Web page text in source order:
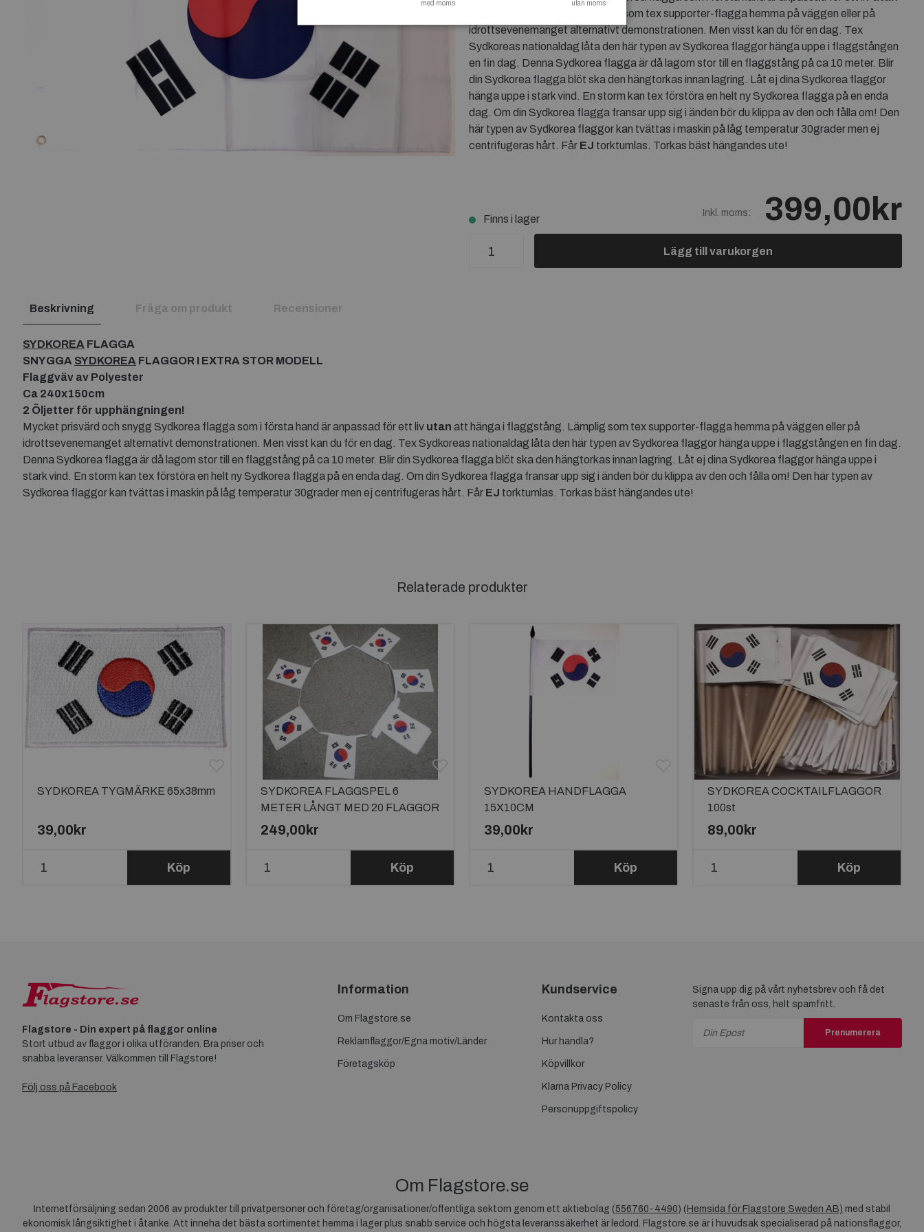
att hänga i flaggstång. Lämplig som tex supporter-flagga hemma på väggen eller på
idrottsevenemanget alternativt demonstrationen. Men visst kan du för en dag. Tex
Sydkoreas nationaldag låta den här typen av Sydkorea flaggor hänga uppe i flaggstången
en fin dag. Denna Sydkorea flagga är då lagom stor till en flaggstång på ca 10 meter. Blir
din Sydkorea flagga blöt ska den hängtorkas innan lagring. Låt ej dina Sydkorea flaggor
hänga uppe i stark vind. En storm kan tex förstöra en helt ny Sydkorea flagga på en enda
dag. Om din Sydkorea flagga fransar upp sig i änden bör du klippa av den och fålla om! Den
här typen av Sydkorea flaggor kan tvättas i maskin på låg temperatur 30grader men ej
centrifugeras hårt. Får EJ torktumlas. Torkas bäst hängandes ute!
Finns i lager
Inkl. moms: 399,00kr
Lägg till varukorgen
Beskrivning Fråga om produkt Recensioner
SYDKOREA FLAGGA
SNYGGA SYDKOREA FLAGGOR I EXTRA STOR MODELL
Flaggväv av Polyester
Ca 240x150cm
2 Öljetter för upphängningen!
Mycket prisvärd och snygg Sydkorea flagga som i första hand är anpassad för ett liv utan att hänga i flaggstång. Lämplig som tex supporter-flagga hemma på väggen eller på
idrottsevenemanget alternativt demonstrationen. Men visst kan du för en dag. Tex Sydkoreas nationaldag låta den här typen av Sydkorea flaggor hänga uppe i flaggstången en fin dag.
Denna Sydkorea flagga är då lagom stor till en flaggstång på ca 10 meter. Blir din Sydkorea flagga blöt ska den hängtorkas innan lagring. Låt ej dina Sydkorea flaggor hänga uppe i
stark vind. En storm kan tex förstöra en helt ny Sydkorea flagga på en enda dag. Om din Sydkorea flagga fransar upp sig i änden bör du klippa av den och fålla om! Den här typen av
Sydkorea flaggor kan tvättas i maskin på låg temperatur 30grader men ej centrifugeras hårt. Får EJ torktumlas. Torkas bäst hängandes ute!
Relaterade produkter
SYDKOREA TYGMÄRKE 65x38mm
39,00kr
Köp
SYDKOREA FLAGGSPEL 6
METER LÅNGT MED 20 FLAGGOR
249,00kr
Köp
SYDKOREA HANDFLAGGA
15X10CM
39,00kr
Köp
SYDKOREA COCKTAILFLAGGOR
100st
89,00kr
Köp
Flagstore - Din expert på flaggor online
Stort utbud av flaggor i olika utföranden. Bra priser och
snabba leveranser. Välkommen till Flagstore!
Följ oss på Facebook
Information
Om Flagstore.se
Reklamflaggor/Egna motiv/Länder
Företagsköp
Kundservice
Kontakta oss
Hur handla?
Köpvillkor
Klarna Privacy Policy
Personuppgiftspolicy
Signa upp dig på vårt nyhetsbrev och få det
senaste från oss, helt spamfritt.
Prenumerera
Om Flagstore.se
Internetförsäljning sedan 2006 av produkter till privatpersoner och företag/organisationer/offentliga sektorn genom ett aktiebolag (556760-4490) ( Hemsida för Flagstore Sweden AB) med stabil
ekonomisk långsiktighet i åtanke. Att inneha det bästa sortimentet hemma i lager plus snabb service och högsta leveranssäkerhet är ledord. Flagstore.se är i huvudsak specialiserad på nationsflaggor,
med moms utan moms